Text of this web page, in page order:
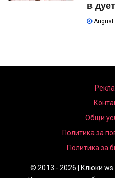
в
August
Общи
Политика за
Политика за
© 2013 - 2026 | Клюки.ws